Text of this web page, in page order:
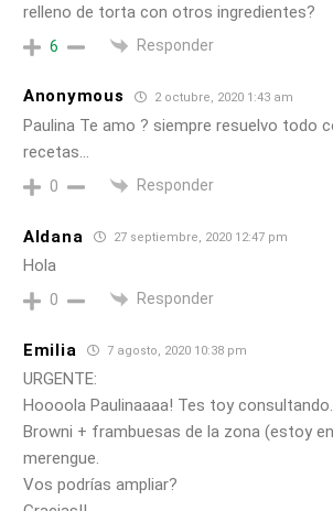
relleno de torta con otros ingredientes?
6 Responder
Anonymous 2 octubre, 2020 1:43 am
Paulina Te amo ? siempre resuelvo todo
recetas…
0 Responder
Aldana 27 septiembre, 2020 12:47 pm
Hola
0 Responder
Emilia 7 agosto, 2020 10:38 pm
URGENTE:
Hoooola Paulinaaaa! Tes toy
Browni + frambuesas de la zona (estoy
merengue.
Vos podrías ampliar?